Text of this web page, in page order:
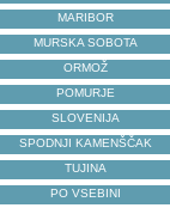
MARIBOR
MURSKA SOBOTA
ORMOŽ
POMURJE
SLOVENIJA
SPODNJI KAMENŠČAK
TUJINA
PO VSEBINI